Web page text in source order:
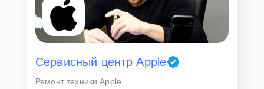
Сервисный центр Apple
Ремонт техники Apple